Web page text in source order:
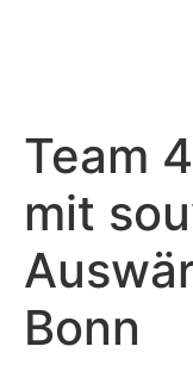
Team
mit
Bonn